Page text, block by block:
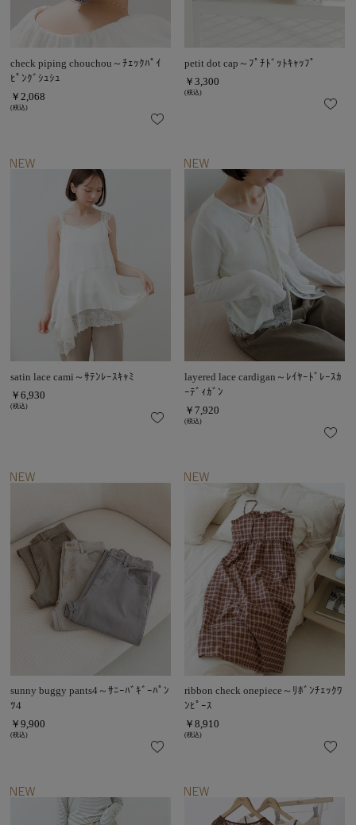
check piping chouchou～ﾁｪｯｸﾊﾟｲ
ﾋﾟﾝｸﾞｼｭｼｭ
￥2,068
(税込)
petit dot cap～ﾌﾟﾁﾄﾞｯﾄｷｬｯﾌﾟ
￥3,300
(税込)
satin lace cami～ｻﾃﾝﾚｰｽｷｬﾐ
￥6,930
(税込)
layered lace cardigan～ﾚｲﾔｰﾄﾞﾚｰｽｶ
ｰﾃﾞｨｶﾞﾝ
￥7,920
(税込)
sunny buggy pants4～ｻﾆｰﾊﾞｷﾞｰﾊﾟﾝ
ﾂ4
￥9,900
(税込)
ribbon check onepiece～ﾘﾎﾞﾝﾁｪｯｸﾜ
ﾝﾋﾟｰｽ
￥8,910
(税込)